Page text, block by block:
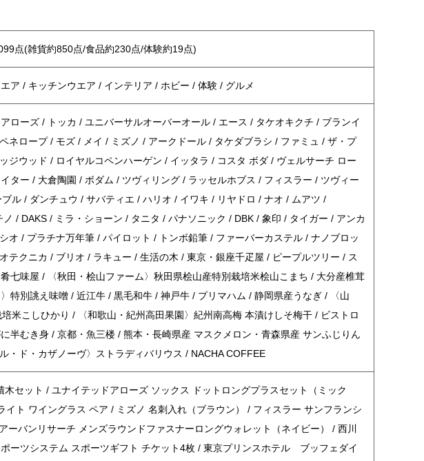
点(雑貨約850点/食品約230点/体験約19点)
ア / キッチンウエア / インテリア / ホビー / 体験 / グルメ
ローズ / トッカ / ユニバーサルオーバーオール / エース / タケオキクチ / ブランイ
ネロープ / モズ / メイ / ミズノ / アークドール / タケダブラシ / ファミュ / ザ・プ
ジウッド / ロイヤルコペンハーゲン / イッタラ / コスタ ボダ / ヴェルサーチ ロー
ター / 大倉陶園 / ボダム / ツヴィリング / ラッセルホブス / フィスラー / ツヴィー
ル / ダンチュウ / サバティエ / ハリオ / イワキ / リヤドロ / ナオ / ムアツ /
/ DAKS / ミラ・ショーン / タニタ / パナソニック / DBK / 象印 / タイガー / アンカ
オ / プラチナ万年筆 / パイロット / トンボ鉛筆 / ファーバーカステル / ナノブロッ
テクニカ / ブリオ / ラキュー / 生活の木 / 東京・銀座千疋屋 / ピープルツリー / ス
七味屋 / 〈秋田・桧山ファーム〉秋田県桧山産特別栽培米桧山こまち / 大分産椎茸
特別誂え味噌 / 近江牛 / 黒毛和牛 / 神戸牛 / プリマハム / 静岡県産うなぎ / 〈山
米こしひかり / 〈和歌山・紀州高田果園〉紀州南高梅 本漬けしそ梅干 / ビストロ
半むき身 / 京都・魚三楼 / 熊本・長崎県産 マスクメロン・青森県産 サンふじりん
・ド・カザノーヴ〉ストラディバリウス / NACHA COFFEE
木セット / ユナイテッドアローズ ソックス ドットロングプラスセット（ミック
イト ワイングラス ペア / ミズノ 名刺入れ（ブラウン） / フィスラー サンフランシ
ーバンリサーチ メンズラウンドファスナーロングウォレット（ネイビー） / 西川
ーツシステム スポーツギフト チケット4枚 / 東京プリンスホテル ブッフェダイ